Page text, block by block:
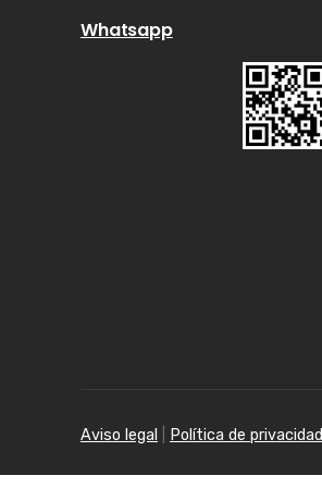
Whatsapp
Aviso legal Política de privacidad